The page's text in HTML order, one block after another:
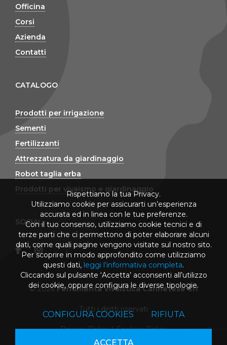
Officina
Corsi
Azienda
Contatti
CATALOGO
Prodotti per irrigazione
Sementi
Fertilizzanti
Attrezzatura da giardinaggio
Robot taglia erba
Prodotti per vivaismo e giardinaggio
SOCIAL
© 2026Ferramenta Vivaistica Cannetese Srl
Tutti i diritti riservati
Privacy Policy|Cookies Policy
Rispettiamo la tua Privacy.
Utilizziamo cookie per assicurarti un’esperienza
accurata ed in linea con le tue preferenze.
Con il tuo consenso, utilizziamo cookie tecnici e di
terze parti che ci permettono di poter elaborare alcuni
dati, come quali pagine vengono visitate sul nostro sito.
Per scoprire in modo approfondito come utilizziamo
questi dati, leggi l’informativa completa.
Cliccando sul pulsante ‘Accetta’ acconsenti all’utilizzo
dei cookie, oppure configura le diverse tipologie.
CONFIGURA COOKIES RIFIUTA
ACCETTA